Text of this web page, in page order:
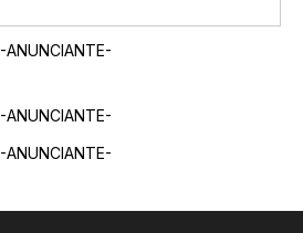
-ANUNCIANTE-
-ANUNCIANTE-
-ANUNCIANTE-